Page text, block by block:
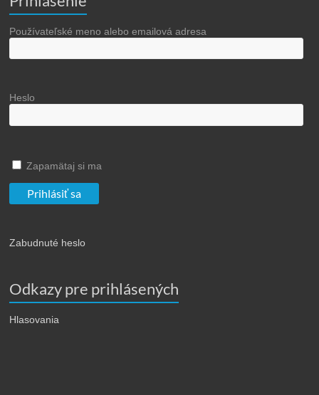
Používateľské meno alebo emailová adresa
Heslo
Zapamätaj si ma
Zabudnuté heslo
Odkazy pre prihlásených
Hlasovania